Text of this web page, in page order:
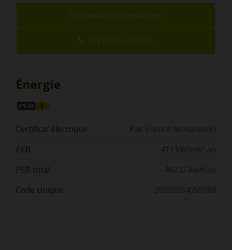
Demande d'informations
+32 (0)65 31 96 96
Énergie
Certificat électrique
Pas encore demandé(e)
PEB
411 kWh/m².an
PEB total
46232 kwh/an
Code Unique
20260604055980